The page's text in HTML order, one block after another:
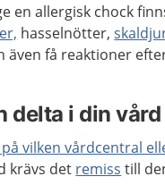
en allergisk chock
hasselnötter,
även få reaktioner
delta i din vård
vilken vårdcentral
krävs det remiss till